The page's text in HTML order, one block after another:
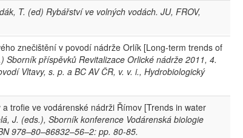
T. (ed) Rybářství ve volných vodách. JU, FROV,
znečištění v povodí nádrže Orlík [Long-term trends of
Sborník příspěvků Revitalizace Orlické nádrže 2011, 4.
Vltavy, s. p. a BC AV ČR, v. v. i., Hydrobiologický
trofie ve vodárenské nádrži Římov [Trends in water
J. (eds.), Sborník konference Vodárenská biologie
978–80–86832–56–2: pp. 80-85.